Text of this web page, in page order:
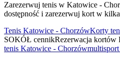
Zarezerwuj tenis w Katowice -
dostępność i zarezerwuj kort w
Tenis Katowice - ChorzówKorty
SOKÓŁ cennikRezerwacja
tenis Katowice - Chorzów